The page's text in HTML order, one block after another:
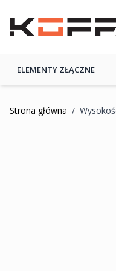
KOFFA
ELEMENTY ZŁĄCZNE
Strona główna /